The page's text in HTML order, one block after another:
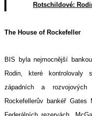
Rotschildové:
The House of Rockefeller
BIS byla nejmocnější
Rodin, které kontrolovaly
západních a
Rockefellerův bankéř